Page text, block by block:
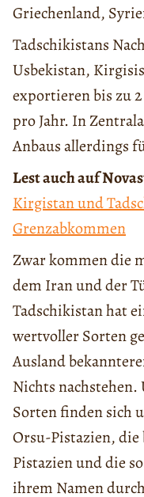
Griechenland,
Tadschikistans
Usbekistan,
exportieren bis zu
pro Jahr. In
Anbaus allerdings
Lest auch auf
Kirgistan und
Grenzabkommen
Zwar kommen die
dem Iran und der
Tadschikistan hat
wertvoller Sorten
Ausland
Nichts
Sorten finden sich
Orsu-Pistazien, die
Pistazien und die
ihrem Namen